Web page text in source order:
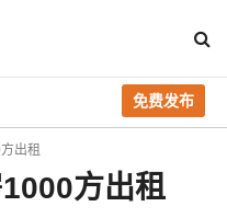
免费发布
出租
方出租